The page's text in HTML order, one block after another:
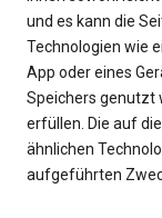
und es kann die
Technologien wie
App oder eines
Speichers genutzt
erfüllen. Die auf
ähnlichen
aufgeführten